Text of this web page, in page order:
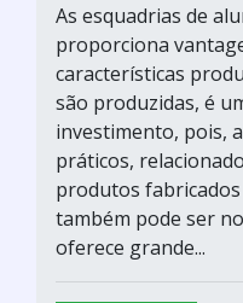
As esquadrias de
proporciona
características
são produzidas, é
investimento, pois,
práticos,
produtos
também pode ser
oferece grande...